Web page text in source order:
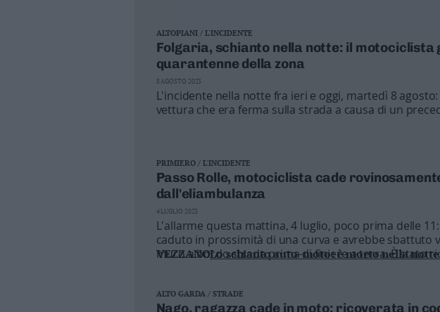
ALTOPIANI / L'INCIDENTE
Folgaria, schianto nella notte: il
quarantenne della zona
L'incidente nella notte fra ieri e oggi, martedì 8
vettura che era ferma sulla strada a causa di un
PIETRAMURATAInvestito un bambino di nove anni:
VAL DI CEMBRAIncidente mortale: la vittima è un
8 AGOSTO 2023
PRIMIERO / L'INCIDENTE
Passo Rolle, motociclista cade
dall'eliambulanza
L'allarme questa mattina, 4 luglio, poco prima delle
caduto in prossimità di una curva e avrebbe sbattuto
muro a bordo strada prima di finiere a terra. È stato
VEZZANOLo schianto auto-moto: è morto nella
4 LUGLIO 2023
ALTO GARDA / STRADE
Nago, ragazza cade in moto: ricoverata in